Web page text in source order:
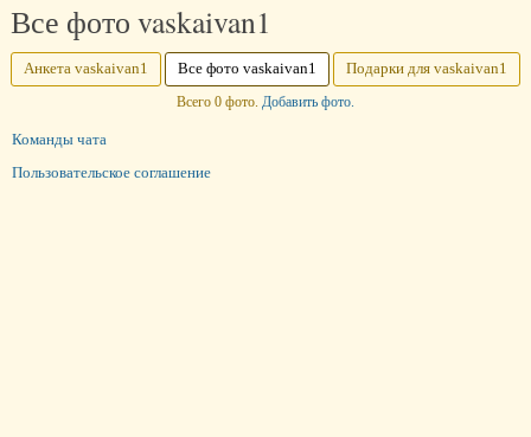
Все фото vaskaivan1
Анкета vaskaivan1 Все фото vaskaivan1 Подарки для vaskaivan1
Всего 0 фото. Добавить фото.
Команды чата
Пользовательское соглашение